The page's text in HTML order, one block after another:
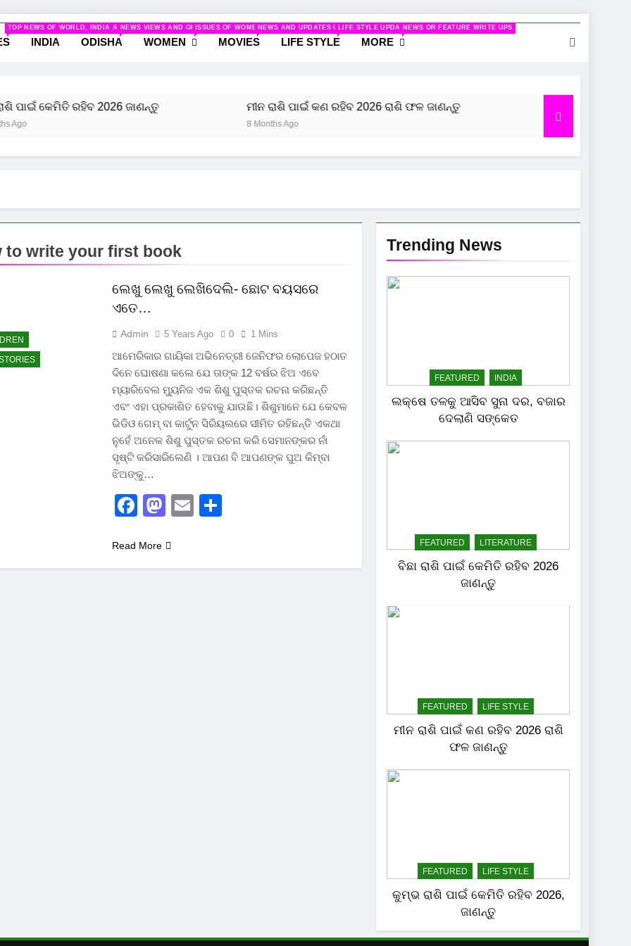
And Women
TOP NEWS OF WORLD, INDIA AND ODISHA
INDIA ODISHA
NEWS VIEWS AND ODISHA
WOMEN
ISSUES OF WOMEN AND NEWS RELATED TO WOMEN
MOVIES
NEWS AND UPDATES ON CINEMA
LIFE STYLE
LIFE STYLE UPDATES
MORE
NEWS OR FEATURE WRITE UPS
ପାଇଁ କେମିତି ରହିବ 2026 ଜାଣନ୍ତୁ ମୀନ ରାଶି ପାଇଁ କଣ ରହିବ 2026 ରାଶି ଫଳ ଜାଣନ୍ତୁ
8 Months Ago 8 Months Ago
to write your first book
ଲେଖୁ ଲେଖୁ ଲେଖିଦେଲି- ଛୋଟ ବୟସରେ
ଏତେ…
Admin 5 Years Ago 0 1 Mins
ଆମେରିକାର ଗାୟିକା ଅଭିନେତ୍ରୀ ଜେନିଫର ଲୋପେଜ ହଠାତ
ଦିନେ ଘୋଷଣା କଲେ ଯେ ତାଙ୍କ 12 ବର୍ଷର ଝିଅ ଏବେ
ମ୍ୟାରିବେଲ ମ୍ୟୁନିଜ ଏକ ଶିଶୁ ପୁସ୍ତକ ରଚନା କରିଛନ୍ତି
ଏବଂ ଏହା ପ୍ରକାଶିତ ହେବାକୁ ଯାଉଛି। ଶିଶୁମାନେ ଯେ କେବଳ
ଭିଡିଓ ଗେମ୍ ବା କାର୍ଟୁନ ସିରିୟଲରେ ସୀମିତ ରହିଛନ୍ତି ଏକଥା
ନୁହେଁ ଅନେକ ଶିଶୁ ପୁସ୍ତକ ରଚନା କରି ସେମାନଙ୍କର ନାଁ
ସୃଷ୍ଟି କରିସାରିଲେଣି । ଆପଣ ବି ଆପଣଙ୍କ ପୁଅ କିମ୍ବା
ଝିଅଙ୍କୁ…
Facebook
Mastodon
Email
Read More
Trending News
FEATURED INDIA
ଲକ୍ଷେ ତଳକୁ ଆସିବ ସୁନା ଦର, ବଜାର
ଦେଲାଣି ସଙ୍କେତ
FEATURED LITERATURE
ବିଛା ରାଶି ପାଇଁ କେମିତି ରହିବ 2026
ଜାଣନ୍ତୁ
FEATURED LIFE STYLE
ମୀନ ରାଶି ପାଇଁ କଣ ରହିବ 2026 ରାଶି
ଫଳ ଜାଣନ୍ତୁ
FEATURED LIFE STYLE
କୁମ୍ଭ ରାଶି ପାଇଁ କେମିତି ରହିବ 2026,
ଜାଣନ୍ତୁ